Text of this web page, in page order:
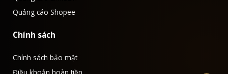
Quảng cáo Shopee
Chính sách
Chính sách bảo mật